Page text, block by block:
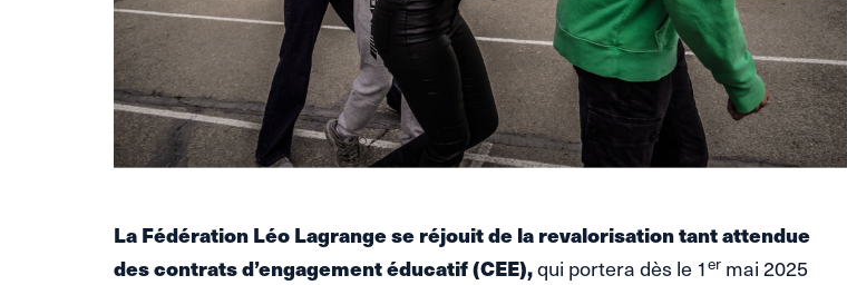
La Fédération Léo Lagrange se réjouit de la revalorisation tant attendue
des contrats d’engagement éducatif (CEE),qui portera dès le 1er mai 2025